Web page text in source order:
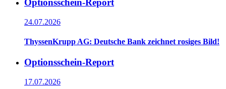
Optionsschein-Report
24.07.2026
ThyssenKrupp AG: Deutsche Bank zeichnet rosiges Bild!
Optionsschein-Report
17.07.2026